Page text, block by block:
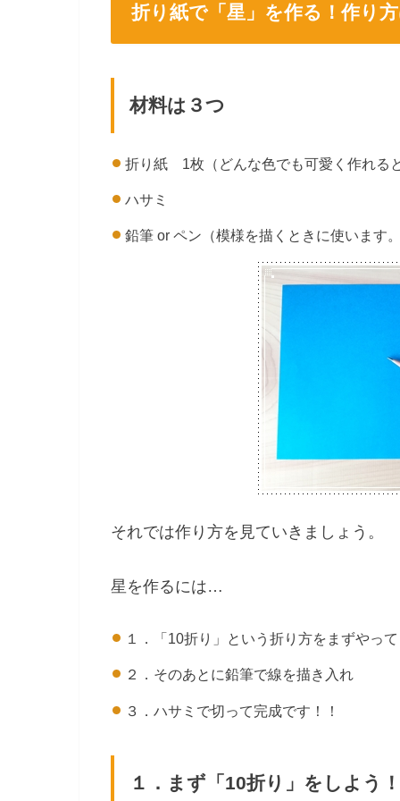
折り紙で「星」を作る！作り
材料は３つ
折り紙 1枚（どんな色でも可愛く作れ
ハサミ
鉛筆 or ペン（模様を描くときに使います
それでは作り方を見ていきましょう。
星を作るには…
１．「10折り」という折り方をまずやって
２．そのあとに鉛筆で線を描き入れ
３．ハサミで切って完成です！！
１．まず「10折り」をしよう